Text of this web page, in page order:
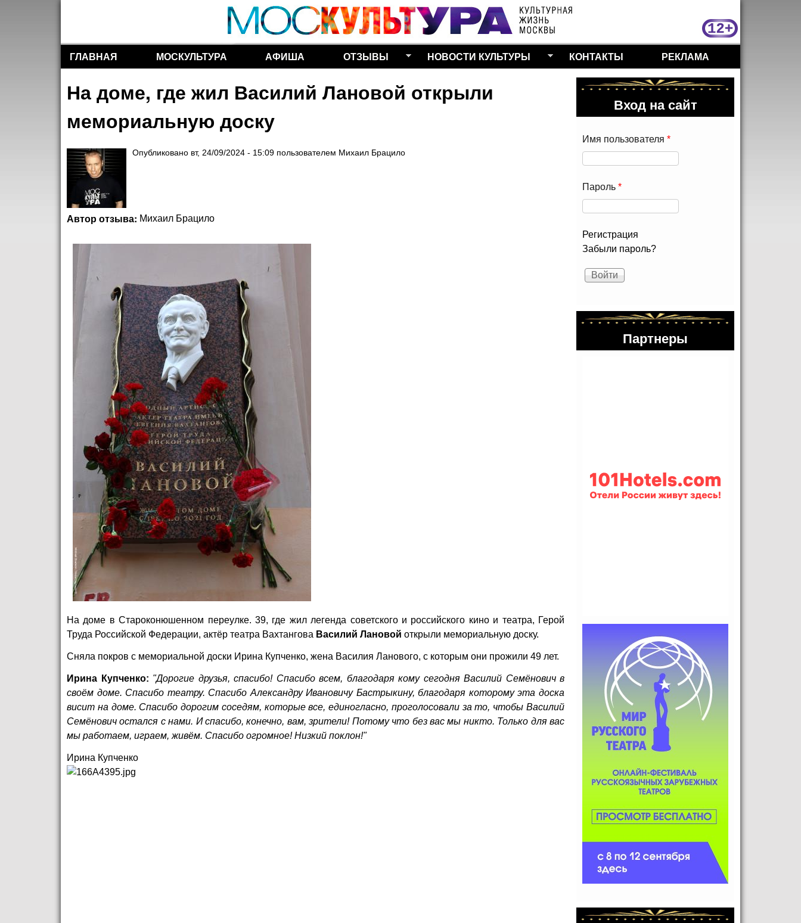
Перейти к основному
содержанию
Разделы сайта
ГЛАВНАЯ МОСКУЛЬТУРА АФИША ОТЗЫВЫ НОВОСТИ КУЛЬТУРЫ КОНТАКТЫ РЕКЛАМА
На доме, где жил Василий Лановой открыли
мемориальную доску
Опубликовано вт, 24/09/2024 - 15:09 пользователем Михаил Брацило
Автор отзыва: Михаил Брацило
На доме в Староконюшенном переулке. 39, где жил легенда советского и российского кино и театра, Герой
Труда Российской Федерации, актёр театра Вахтангова Василий Лановой открыли мемориальную доску.
Сняла покров с мемориальной доски Ирина Купченко, жена Василия Ланового, с которым они прожили 49 лет.
Ирина Купченко: "Дорогие друзья, спасибо! Спасибо всем, благодаря кому сегодня Василий Семёнович в
своём доме. Спасибо театру. Спасибо Александру Ивановичу Бастрыкину, благодаря которому эта доска
висит на доме. Спасибо дорогим соседям, которые все, единогласно, проголосовали за то, чтобы Василий
Семёнович остался с нами. И спасибо, конечно, вам, зрители! Потому что без вас мы никто. Только для вас
мы работаем, играем, живём. Спасибо огромное! Низкий поклон!"
Ирина Купченко
Вход на сайт
Имя пользователя *
Пароль *
Регистрация
Забыли пароль?
Партнеры